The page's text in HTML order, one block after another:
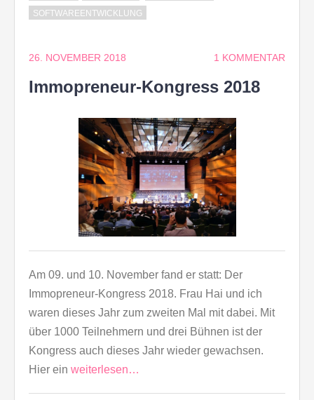
SOFTWAREENTWICKLUNG
26. NOVEMBER 2018 1 KOMMENTAR
Immopreneur-Kongress 2018
Am 09. und 10. November fand er statt: Der
Immopreneur-Kongress 2018. Frau Hai und ich
waren dieses Jahr zum zweiten Mal mit dabei. Mit
über 1000 Teilnehmern und drei Bühnen ist der
Kongress auch dieses Jahr wieder gewachsen.
Hier ein weiterlesen…